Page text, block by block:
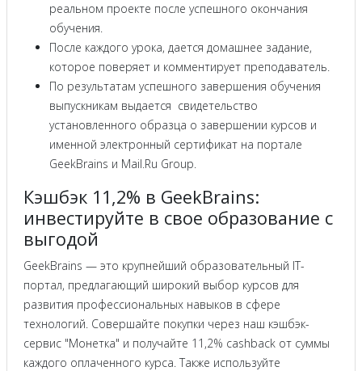
реальном проекте после успешного окончания
обучения.
После каждого урока, дается домашнее задание,
которое поверяет и комментирует преподаватель.
По результатам успешного завершения обучения
выпускникам выдается свидетельство
установленного образца о завершении курсов и
именной электронный сертификат на портале
GeekBrains и Mail.Ru Group.
Кэшбэк 11,2% в GeekBrains:
инвестируйте в свое образование с
выгодой
GeekBrains — это крупнейший образовательный IT-
портал, предлагающий широкий выбор курсов для
развития профессиональных навыков в сфере
технологий. Совершайте покупки через наш кэшбэк-
сервис "Монетка" и получайте 11,2% cashback от суммы
каждого оплаченного курса. Также используйте